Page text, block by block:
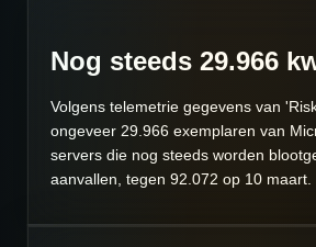
Nog steeds 29.966
Volgens telemetrie gegevens van
ongeveer 29.966 exemplaren van
servers die nog steeds worden
aanvallen, tegen 92.072 op 10 maart.